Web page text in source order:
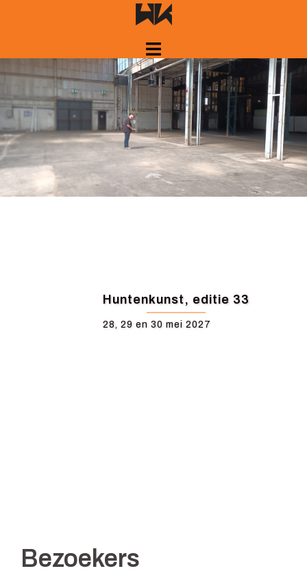
Huntenkunst, editie 33
28, 29 en 30 mei 2027
Bezoekers